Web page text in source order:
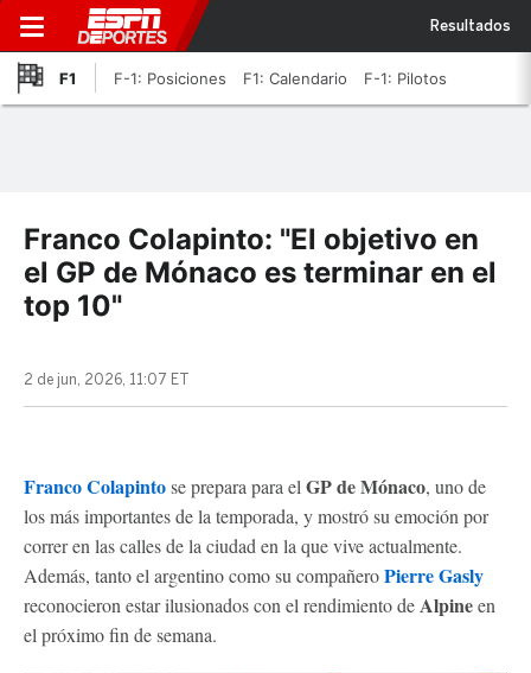
Resultados
F1 F-1: Posiciones F1: Calendario F-1: Pilotos
Franco Colapinto: "El objetivo en
el GP de Mónaco es terminar en el
top 10"
2 de jun, 2026, 11:07 ET
Franco Colapintose prepara para el GP de Mónaco, uno de
los más importantes de la temporada, y mostró su emoción por
correr en las calles de la ciudad en la que vive actualmente.
Además, tanto el argentino como su compañeroPierre Gasly
reconocieron estar ilusionados con el rendimiento deAlpineen
el próximo fin de semana.